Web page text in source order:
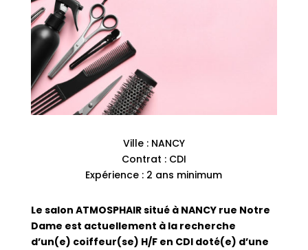
Ville : NANCY
Contrat : CDI
Expérience : 2 ans minimum
Le salon ATMOSPHAIR situé à NANCY rue Notre
Dame est actuellement à la recherche
d’un(e) coiffeur(se) H/F en CDI doté(e) d’une